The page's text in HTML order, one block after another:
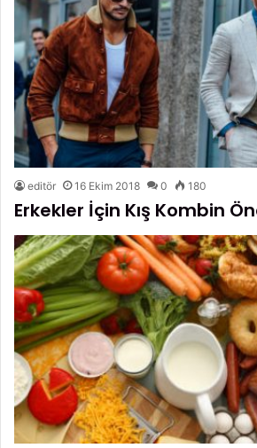
editör 16 Ekim 2018 0 180
Erkekler İçin Kış Kombin